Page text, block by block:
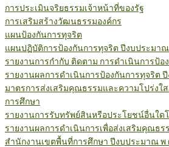
การประเมินจริยธรรมเจ้าหน้าที่ของรัฐ
การเสริมสร้างวัฒนธรรมองค์กร
แผนป้องกันการทุจริต
แผนปฏิบัติการป้องกันการทุจริต ปีงบประมาณ
รายงานการกำกับ ติดตาม การดำเนินการป้อ
รายงานผลการดำเนินการป้องกันการทุจริต
มาตรการส่งเสริมคุณธรรมและความโปร่งใ
การศึกษา
รายงานการรับทรัพย์สินหรือประโยชน์อื่นใด
รายงานผลการดำเนินการเพื่อส่งเสริมคุณธ
สำนักงานเขตพื้นที่การศึกษา ปีงบประมาณ พ.